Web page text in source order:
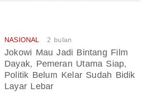
NASIONAL 2 bulan
Jokowi Mau Jadi Bintang Film
Dayak, Pemeran Utama Siap,
Politik Belum Kelar Sudah Bidik
Layar Lebar